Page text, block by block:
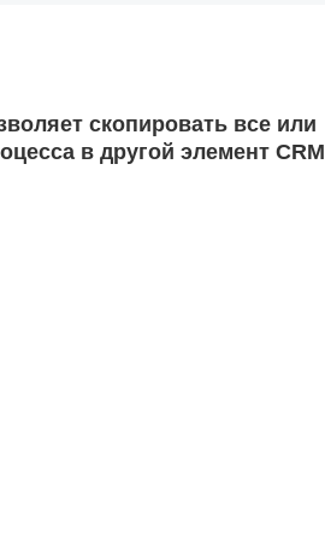
скопировать все или
в другой элемент CRM